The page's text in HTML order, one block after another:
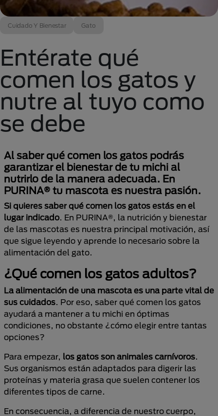
Cuidado Y Bienestar Gato
Entérate qué
comen los gatos y
nutre al tuyo como
se debe
Al saber qué comen los gatos podrás
garantizar el bienestar de tu michi al
nutrirlo de la manera adecuada. En
PURINA® tu mascota es nuestra pasión.
Si quieres saber qué comen los gatos estás en el
lugar indicado. En PURINA®, la nutrición y bienestar
de las mascotas es nuestra principal motivación, así
que sigue leyendo y aprende lo necesario sobre la
alimentación del gato.
¿Qué comen los gatos adultos?
La alimentación de una mascota es una parte vital de
sus cuidados. Por eso, saber qué comen los gatos
ayudará a mantener a tu michi en óptimas
condiciones, no obstante ¿cómo elegir entre tantas
opciones?
Para empezar, los gatos son animales carnívoros.
Sus organismos están adaptados para digerir las
proteínas y materia grasa que suelen contener los
diferentes tipos de carne.
En consecuencia, a diferencia de nuestro cuerpo,